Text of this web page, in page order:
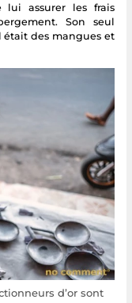
lui assurer les frais
Son seul
était des mangues et
d’or sont